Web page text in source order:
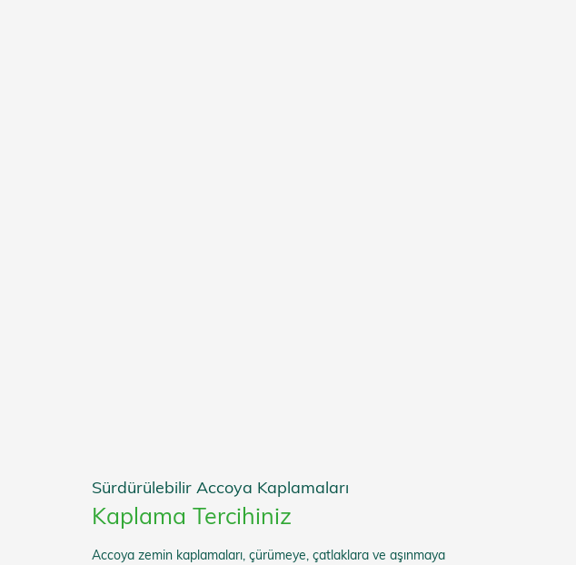
Sürdürülebilir Accoya Kaplamaları
Kaplama Tercihiniz
Accoya zemin kaplamaları, çürümeye, çatlaklara ve aşınmaya